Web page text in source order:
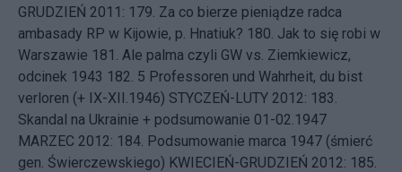
GRUDZIEŃ 2011: 179. Za co bierze pieniądze radca
ambasady RP w Kijowie, p. Hnatiuk? 180. Jak to się robi w
Warszawie 181. Ale palma czyli GW vs. Ziemkiewicz,
odcinek 1943 182. 5 Professoren und Wahrheit, du bist
verloren (+ IX-XII.1946) STYCZEŃ-LUTY 2012: 183.
Skandal na Ukrainie + podsumowanie 01-02.1947
MARZEC 2012: 184. Podsumowanie marca 1947 (śmierć
gen. Świerczewskiego) KWIECIEŃ-GRUDZIEŃ 2012: 185.